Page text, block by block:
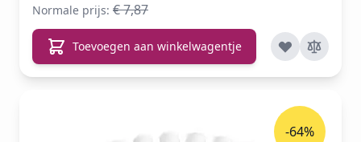
Normale prijs: € 7,87
Toevoegen aan winkelwagentje
-64%